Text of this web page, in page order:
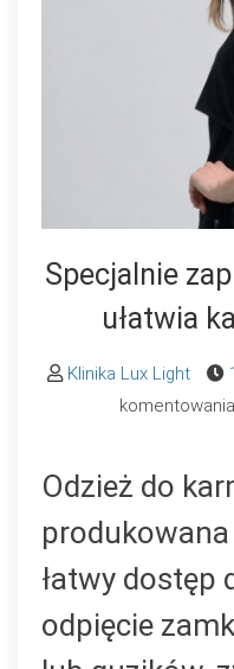
Specjalnie
ułatwia
Klinika Lux Light
komentowania
Odzież do
łatwy dostęp
odpięcie